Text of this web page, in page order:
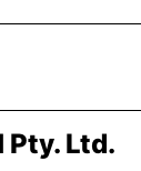
Pty. Ltd.